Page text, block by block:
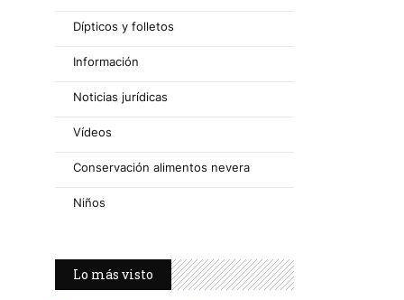
Dípticos y folletos
Información
Noticias jurídicas
Vídeos
Conservación alimentos nevera
Niños
Lo más visto